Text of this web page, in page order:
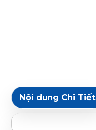
Nội dung Chi Tiết